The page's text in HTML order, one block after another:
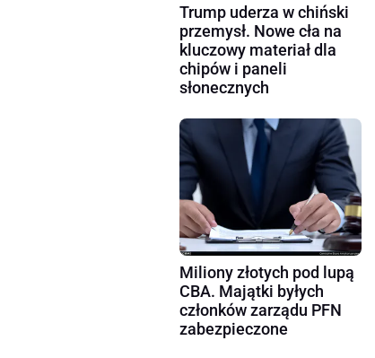
Trump uderza w chiński
przemysł. Nowe cła na
kluczowy materiał dla
chipów i paneli
słonecznych
Miliony złotych pod lupą
CBA. Majątki byłych
członków zarządu PFN
zabezpieczone